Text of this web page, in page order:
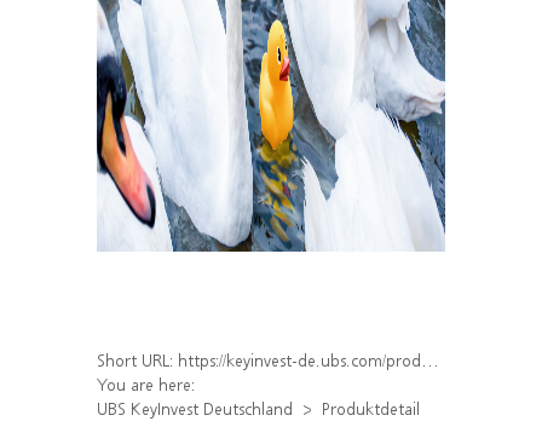
Short URL: https://keyinvest-de.ubs.com/produkt/detail/index/isin/DE000WA6H0N8
You are here:
UBS KeyInvest Deutschland
Produktdetail